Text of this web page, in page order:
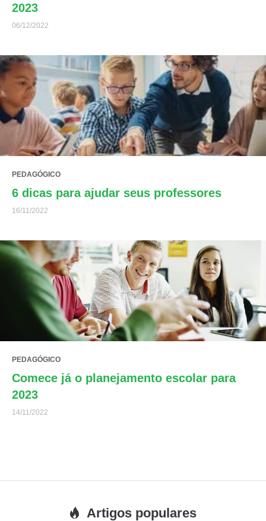
2023
06/12/2022
PEDAGÓGICO
6 dicas para ajudar seus professores
16/11/2022
PEDAGÓGICO
Comece já o planejamento escolar para
2023
14/11/2022
Artigos populares